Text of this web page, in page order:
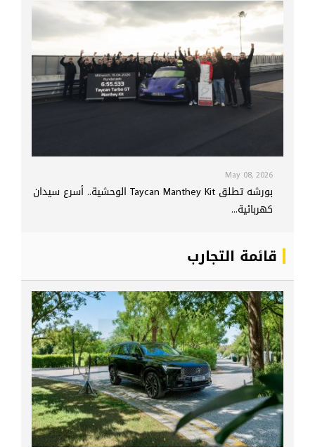
May 08, 2026
بورشه تطلق Taycan Manthey Kit الوحشية.. أسرع سيدان
كهربائية...
قائمة التجارب